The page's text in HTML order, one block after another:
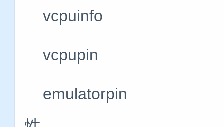
vcpuinfo #详
vcpupin #控制
emulatorpin #控